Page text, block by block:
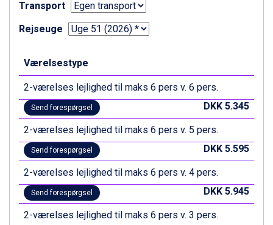
Canazei fra DKK 4.745
Alleghe fra DKK 5.595
Sauze dOulx fra DKK 4.045
Arabba fra DKK 7.045
La Thuile fra DKK 4.595
Val Thorens fra DKK 5.395
Cervinia fra DKK 5.295
Bad Hofgastein fra DKK 5.495
Passo Tonale fra DKK 3.795
Saalbach fra DKK 5.945
Sölden fra DKK 8.445
Champoluc fra DKK 3.795
Sestriere fra DKK 4.395
Fieberbrunn fra DKK 6.145
Wagrain fra DKK 4.645
Transport
Rejseuge
Værelsestype
2-værelses lejlighed til maks 6 pers v. 6 pers.
Send forespørgsel DKK 5.345
2-værelses lejlighed til maks 6 pers v. 5 pers.
Send forespørgsel DKK 5.595
2-værelses lejlighed til maks 6 pers v. 4 pers.
Send forespørgsel DKK 5.945
2-værelses lejlighed til maks 6 pers v. 3 pers.